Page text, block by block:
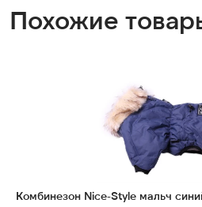
Похожие
Комбинезон Nice-Style мальч